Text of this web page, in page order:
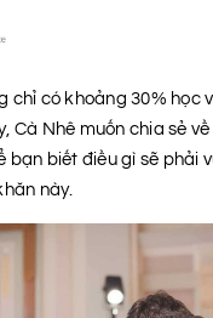
chỉ có khoảng 30% học
Cà Nhê muốn chia sẻ
bạn biết điều gì sẽ phải
này.